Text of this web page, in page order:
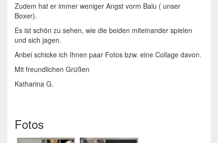
Zudem hat er immer weniger Angst vorm Balu ( unser
Boxer).
Es ist schön zu sehen, wie die beiden miteinander spielen
und sich jagen.
Anbei schicke ich Ihnen paar Fotos bzw. eine Collage davon.
Mit freundlichen Grüßen
Katharina G.
Fotos